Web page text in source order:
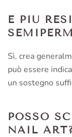
È PIÙ
Sì, crea
può essere
un sostegno
POSSO
NAIL